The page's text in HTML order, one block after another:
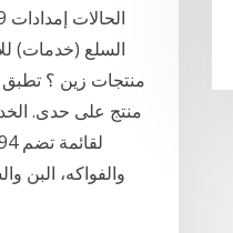
منتجات زين ؟
منتج على حدى.
والفواكه، البن